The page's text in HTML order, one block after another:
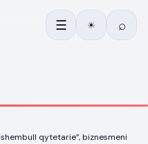
☰ ☀ ⌕
qytetarie”, biznesmeni